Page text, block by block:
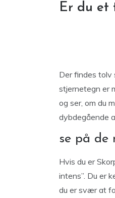
Er du et
Der findes tolv
stjernetegn er
og ser, om du
dybdegående
se på de
Hvis du er
intens”. Du er
du er svær at